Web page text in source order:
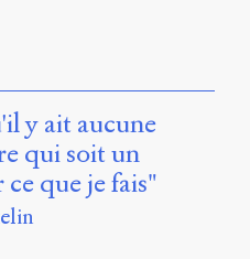
y ait aucune
qui soit un
que je fais"